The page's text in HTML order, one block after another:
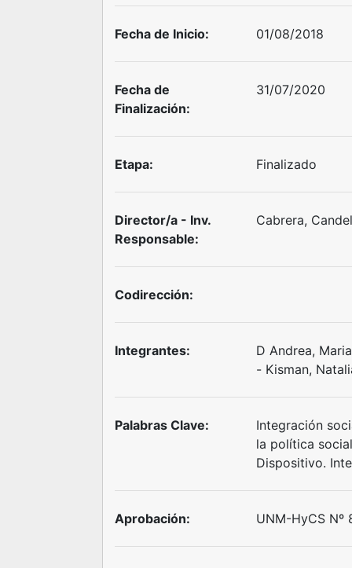
Fecha de Inicio: 01/08/2018
Fecha de
Finalización:
31/07/2020
Etapa: Finalizado
Director/a - Inv.
Responsable:
Cabrera,
Codirección:
Integrantes:
D Andrea,
- Kisman,
Palabras Clave:
Integración
la política
Dispositivo.
Aprobación: UNM-HyCS Nº